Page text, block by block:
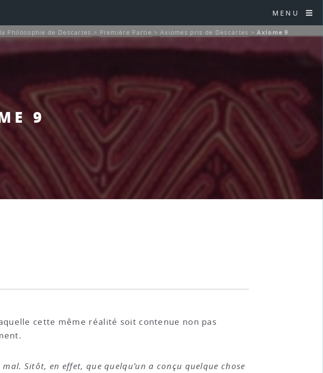
MENU
9
Philosophie de Descartes > Première Partie > Axiomes pris de Descartes >Axiome 9
cette même réalité soit contenue non pas
Sitôt, en effet, que quelqu’un a conçu quelque chose